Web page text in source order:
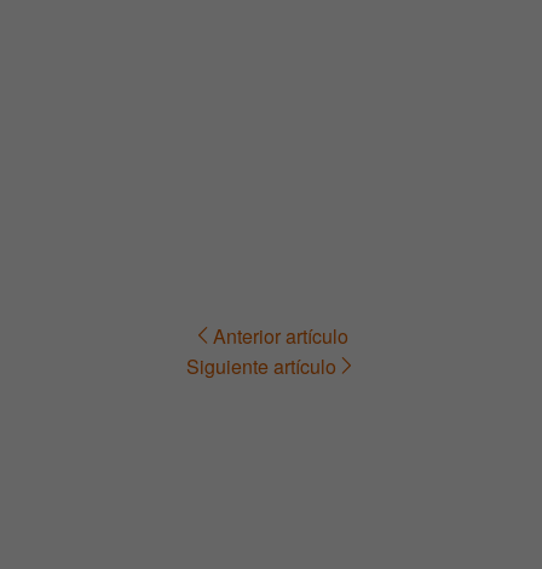
Navegación Anterior artículo
Siguiente artículo